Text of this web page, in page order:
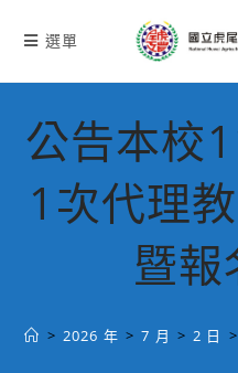
選單
公告本校
1次代理
暨報
> 2026 年 > 7 月 > 2 日 >